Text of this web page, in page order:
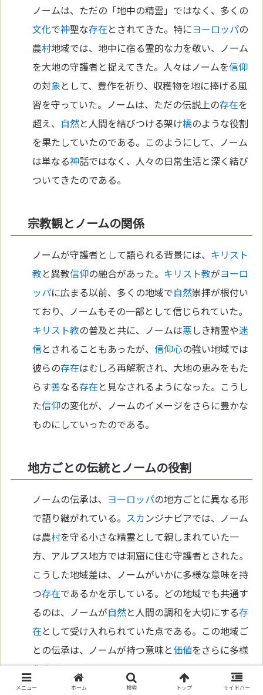
ノームは、ただの「地中の精霊」ではなく、多くの
文化で神聖な存在とされてきた。特にヨーロッパの
農村地域では、地中に宿る霊的な力を敬い、ノーム
を大地の守護者と捉えてきた。人々はノームを信仰
の対象として、豊作を祈り、収穫物を地に捧げる風
習を守っていた。ノームは、ただの伝説上の存在を
超え、 自然と人間を結びつける架け橋のような役割
を果たしていたのである。このようにして、ノーム
は単なる神話ではなく、人々の日常生活と深く結び
ついてきたのである。
宗教観とノームの関係
ノームが守護者として語られる背景には、 キリスト
教と異教信仰の融合があった。 キリスト教がヨーロ
ッパに広まる以前、多くの地域で自然崇拝が根付い
ており、ノームもその一部として信じられていた。
キリスト教の普及と共に、ノームは悪しき精霊や迷
信とされることもあったが、信仰心の強い地域では
彼らの存在はむしろ再解釈され、大地の恵みをもた
らす善なる存在と見なされるようになった。こうし
た信仰の変化が、ノームのイメージをさらに豊かな
ものにしていったのである。
地方ごとの伝統とノームの役割
ノームの伝承は、 ヨーロッパの地方ごとに異なる形
で語り継がれている。 スカ ンジナビアでは、ノーム
は農村を守る小さな精霊として親しまれていた一
方、アルプス地方では洞窟に住む守護者とされた。
こうした地域差は、ノームがいかに多様な意味を持
つ存在であるかを示している。どの地域でも共通す
るのは、ノームが自然と人間の調和を大切にする存
在として受け入れられていた点である。この地域ご
との伝承は、ノームが持つ意味と価値をさらに多様
化させている。
メニュー ホーム 検索 トップ サイドバー